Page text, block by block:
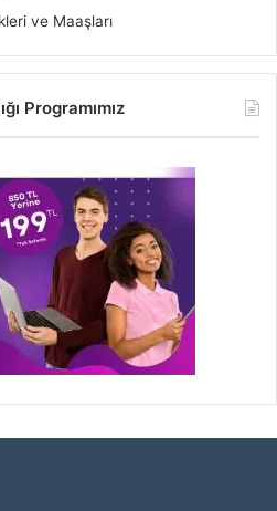
ve Maaşları
Programımız